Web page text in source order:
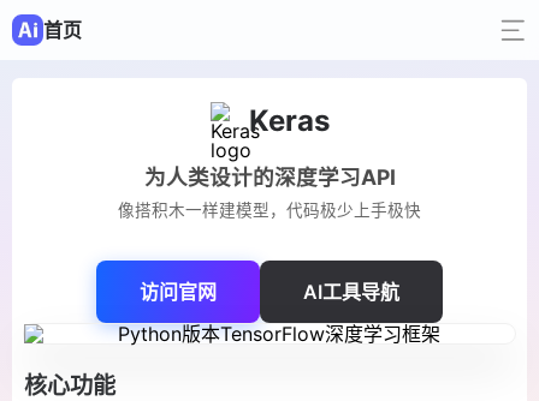
首页
Keras
为人类设计的深度学习API
像搭积木一样建模型，代码极少上手极快
访问官网 AI工具导航
核心功能